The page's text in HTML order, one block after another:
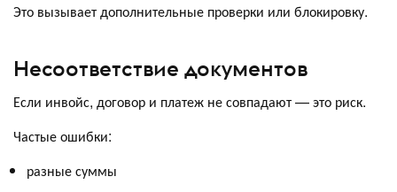
Это вызывает дополнительные проверки или блокировку.
Несоответствие документов
Если инвойс, договор и платеж не совпадают — это риск.
Частые ошибки:
разные суммы